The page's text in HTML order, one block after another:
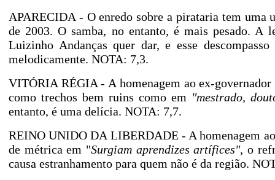
APARECIDA - O enredo sobre a pirataria tem uma
de 2003. O samba, no entanto, é mais pesado. A
Luizinho Andanças quer dar, e esse
melodicamente. NOTA: 7,3.
VITÓRIA RÉGIA - A homenagem ao ex-
como trechos bem ruins como em "mestrado,
entanto, é uma delícia. NOTA: 7,7.
REINO UNIDO DA LIBERDADE - A homenagem
de métrica em "Surgiam aprendizes artífices", o
causa estranhamento para quem não é da região.